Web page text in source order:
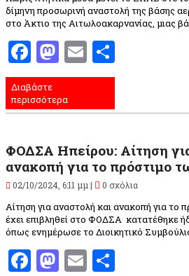
δίμηνη προσωρινή αναστολή της βάσης
στο Άκτιο της Αιτωλοακαρνανίας, μιας
Facebook
Mastodon
Email
Διαβάστε
περισσότερα
ΦΟΔΣΑ Ηπείρου: Aίτηση
ανακοπή για το πρόστιμο
02/10/2024, 6:11 μμ | 0 σχόλια
Aίτηση για αναστολή και ανακοπή για το
έχει επιβληθεί στο ΦΟΔΣΑ κατατέθηκε
όπως ενημέρωσε το Διοικητικό
Facebook
Mastodon
Email